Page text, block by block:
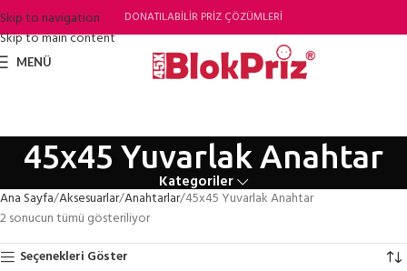
Skip to navigation
Skip to main content
DONATILABİLİR PRİZ ÇÖZÜMLERİ
MENÜ
45x45 Yuvarlak Anahtar
Kategoriler
Ana Sayfa Aksesuarlar Anahtarlar 45x45 Yuvarlak Anahtar
2 sonucun tümü gösteriliyor
Seçenekleri Göster